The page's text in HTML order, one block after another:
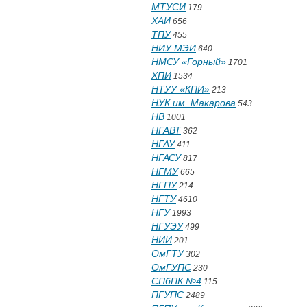
МТУСИ 179
ХАИ 656
ТПУ455
НИУ МЭИ 640
НМСУ «Горный» 1701
ХПИ 1534
НТУУ «КПИ» 213
НУК им. Макарова 543
НВ 1001
НГАВТ 362
НГАУ411
НГАСУ817
НГМУ665
НГПУ214
НГТУ4610
НГУ1993
НГУЭУ499
НИИ 201
ОмГТУ302
ОмГУПС 230
СПбПК №4 115
ПГУПС 2489